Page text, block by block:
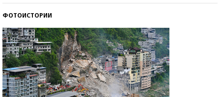
ФОТОИСТОРИИ